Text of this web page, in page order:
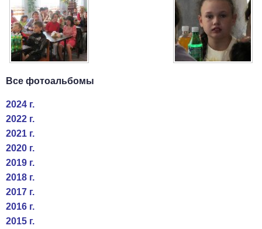
Все фотоальбомы
2024 г.
2022 г.
2021 г.
2020 г.
2019 г.
2018 г.
2017 г.
2016 г.
2015 г.